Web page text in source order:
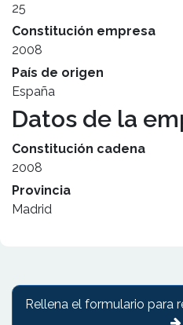
25
Constitución empresa
2008
País de origen
España
Datos de la
Constitución cadena
2008
Provincia
Madrid